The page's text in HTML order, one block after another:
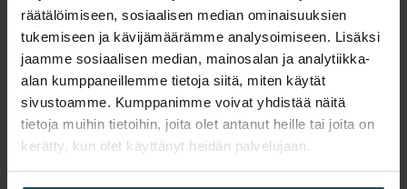
räätälöimiseen, sosiaalisen median ominaisuuksien
tukemiseen ja kävijämäärämme analysoimiseen. Lisäksi
jaamme sosiaalisen median, mainosalan ja analytiikka-
alan kumppaneillemme tietoja siitä, miten käytät
sivustoamme. Kumppanimme voivat yhdistää näitä
tietoja muihin tietoihin, joita olet antanut heille tai joita on
kerätty, kun olet käyttänyt heidän palvelujaan.
SITIA MR. BROWN on pieni ja monipuolinen
sivupöytä, joka kokonsa ja istuinten tasolla olevien
pöytätasojen ansiosta tekee siitä täydellisen
käytettäväksi sohvan vieressä. Pöydässä on
marmorijalusta ja kaksi metallista pöytätasoa,